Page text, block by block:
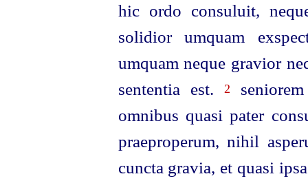
hic ordo consuluit,
solidior umquam
umquam neque gravior
sententia est.
2
omnibus quasi pater
praeproperum, nihil
cuncta gravia, et quasi